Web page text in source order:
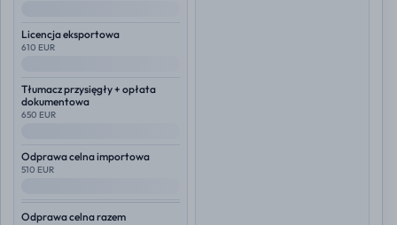
Licencja eksportowa
610 EUR
Tłumacz przysięgły + opłata
dokumentowa
650 EUR
Odprawa celna importowa
510 EUR
Odprawa celna razem